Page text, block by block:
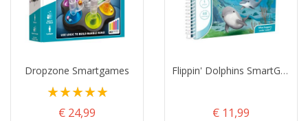
Dropzone Smartgames
Waardering:
100%€ 24,99
Flippin' Dolphins SmartGames
€ 11,99